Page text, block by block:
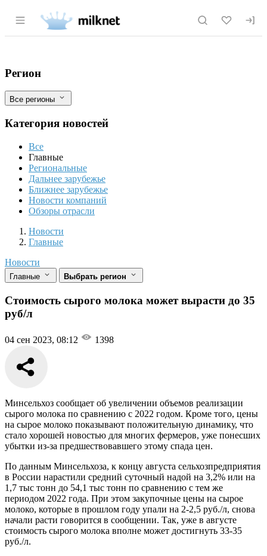
Раздел навигации по сайту milknet.ru
Стоимость сырого молока может
Фильтры
Регион
Все регионы
Категория новостей
Все
Главные
Региональные
Дальнее зарубежье
Ближнее зарубежье
Новости компаний
Обзоры отрасли
Новости
Разделы
Новости
Главные
Новости
Главные Выбрать регион
Стоимость сырого молока может вырасти до 35
руб/л
04 сен 2023, 08:12 1398
Минсельхоз сообщает об увеличении объемов реализации
сырого молока по сравнению с 2022 годом. Кроме того, цены
на сырое молоко показывают положительную динамику, что
стало хорошей новостью для многих фермеров, уже понесших
убытки из-за предшествовавшего этому спада цен.
По данным Минсельхоза, к концу августа сельхозпредприятия
в России нарастили средний суточный надой на 3,2% или на
1,7 тыс тонн до 54,1 тыс тонн по сравнению с тем же
периодом 2022 года. При этом закупочные цены на сырое
молоко, которые в прошлом году упали на 2-2,5 руб./л, снова
начали расти говорится в сообщении. Так, уже в августе
стоимость сырого молока вполне может достигнуть 33-35
руб./л.